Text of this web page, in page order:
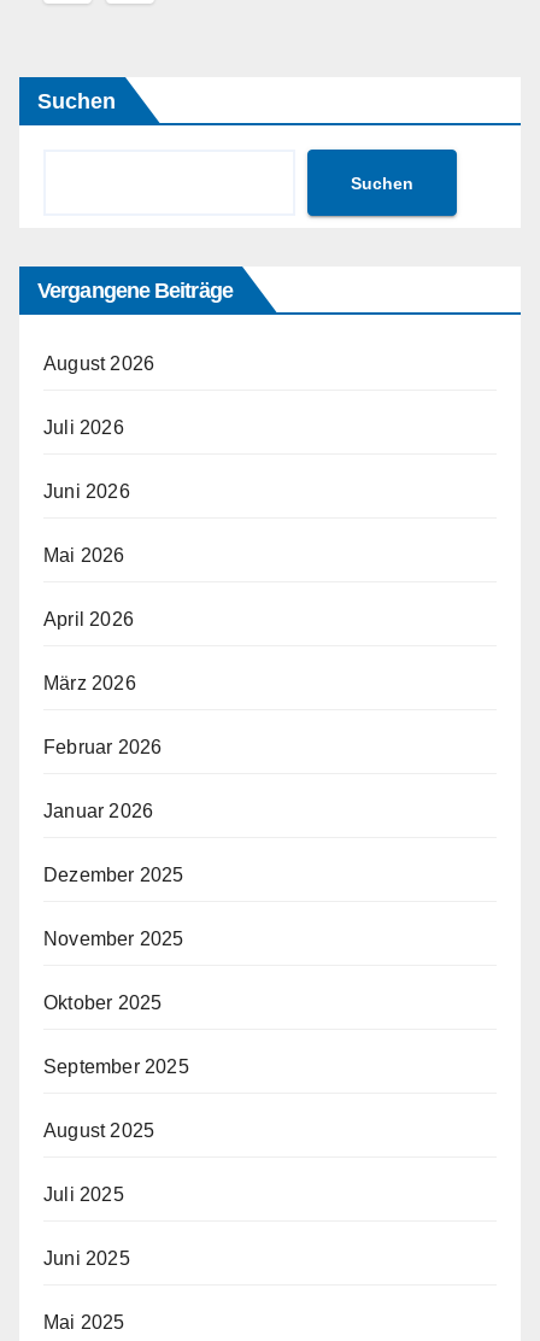
Suchen
Suchen
Vergangene Beiträge
August 2026
Juli 2026
Juni 2026
Mai 2026
April 2026
März 2026
Februar 2026
Januar 2026
Dezember 2025
November 2025
Oktober 2025
September 2025
August 2025
Juli 2025
Juni 2025
Mai 2025